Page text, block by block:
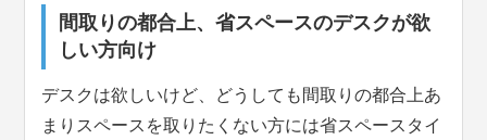
間取りの都合上、省スペースのデスクが欲
しい方向け
デスクは欲しいけど、どうしても間取りの都合上あ
まりスペースを取りたくない方には省スペースタイ